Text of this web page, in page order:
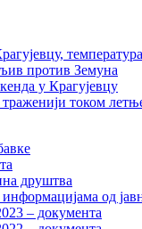
против Земуна
у Крагујевцу
током
друштва
од
– документа